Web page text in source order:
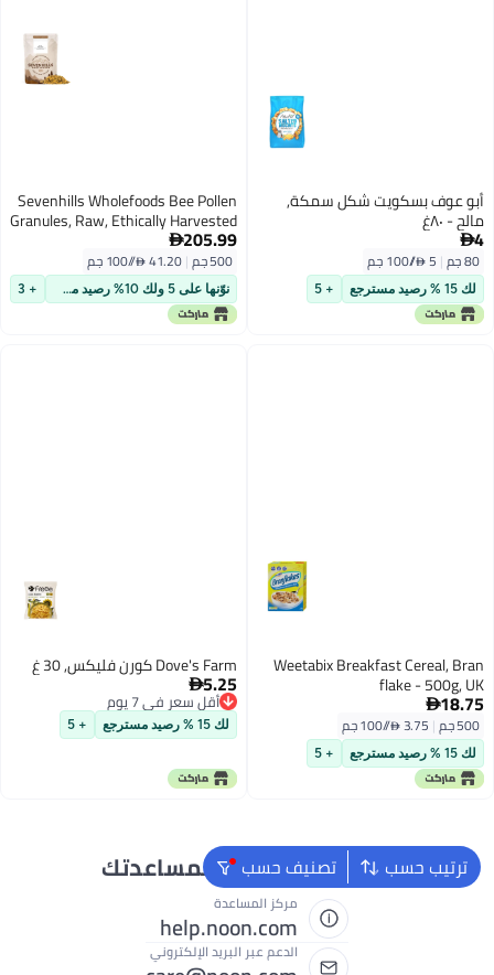
أبو عوف بسكويت شكل سمكة,
مالح - ٨٠غ
4
80 جم |
لك 15 % رصيد مسترجع + 5
Sevenhills Wholefoods Bee Pollen
Granules, Raw, Ethically Harvested
500g
205.99
500 جم |
نوّنها على 5 ولك 10% رصيد مسترجع + 3
Weetabix Breakfast Cereal, Bran
flake - 500g, UK
18.75
500 جم |
لك 15 % رصيد مسترجع + 5
Dove's Farm كورن فليكس, 30 غ
5.25
أقل سعر في 7 يوم
أقل سعر في 7 يوملك 15 % رصيد مسترجع + 5
ترتيب حسب تصنيف حسب
نحن دائماً جاهزون لمساعدتك
مركز المساعدة
help.noon.com
الدعم عبر البريد الإلكتروني